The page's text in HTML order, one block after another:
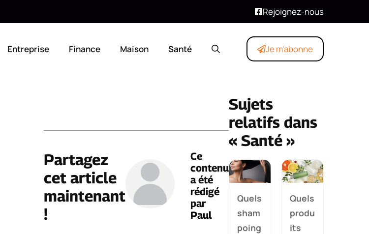
Rejoignez-nous
Entreprise Finance Maison Santé Je m'abonne
Partagez
cet article
maintenant
!
Ce
contenu
a été
rédigé
par
Paul
Sujets
relatifs dans
« Santé »
Quels
sham
poing
Quels
produ
its